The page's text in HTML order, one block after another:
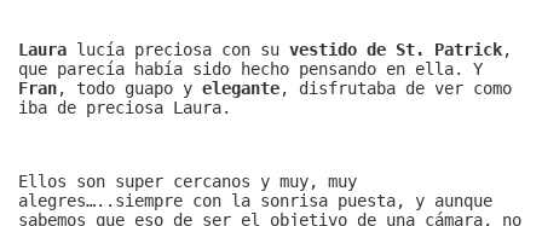
Laura lucía preciosa con su vestido de St. Patrick,
que parecía había sido hecho pensando en ella. Y
Fran, todo guapo y elegante, disfrutaba de ver como
iba de preciosa Laura.
Ellos son super cercanos y muy, muy
alegres…..siempre con la sonrisa puesta, y aunque
sabemos que eso de ser el objetivo de una cámara, no